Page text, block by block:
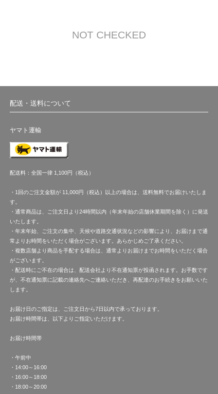
NOT CHECKED
配送・送料について
ヤマト運輸
配送料：全国一律 1,100円（税込）
・1回のご注文金額が 11,000円（税込）以上の場合は、送料無料でお届けいたしま
す。
・通常商品は、ご注文日より24時間以内（年末年始の店舗休業期間を除く）に発送
いたします。
・年末年始、ご注文の集中、天候や道路交通状況などの影響により、お届けまで通
常よりお時間をいただく場合がございます。あらかじめご了承ください。
・複数店舗より商品を手配する場合は、通常よりお届けまでお時間をいただく場合
がございます。
・配送時にご不在の場合は、配送会社より不在通知票が投函されます。お手数です
が、不在通知票に記載の連絡先へご連絡いただき、再配達のお手続きをお願いいた
します。
お届け日のご指定は、ご注文日から7日以内で承っております。
お届け時間帯は、以下よりご指定いただけます。
お届け時間帯
・午前中
・14:00～16:00
・16:00～18:00
・18:00～20:00